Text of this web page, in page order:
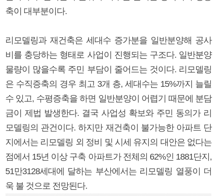
축이 대부분이다.
리모델링과 재건축은 세대수 증가분을 일반분양해 공사
비를 충당하는 형태로 사업이 진행되는 구조다. 일반분양
물량이 많을수록 주민 부담이 줄어드는 것이다. 리모델링
은 수직증축의 경우 최고 3개 층, 세대수는 15%까지 늘릴
수 있고, 수평증축을 하면 일반분양이 어렵기 때문에 분담
금이 제법 발생한다. 결국 사업성 확보와 주민 동의가 리
모델링의 관건이다. 하지만 재건축이 불가능한 아파트 단
지에서는 리모델링 외 정비 및 시세 유지의 대안은 없다는
점에서 15년 이상 구축 아파트가 전체의 62%인 1881단지,
51만3128세대에 달하는 부산에서는 리모델링 열풍이 더
욱 불 것으로 전망된다.